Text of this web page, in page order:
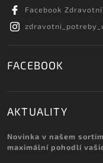
Facebook
FACEBOOK
AKTUALITY
Novinka v našem
maximální pohodlí